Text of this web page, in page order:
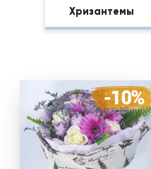
Хризантемы